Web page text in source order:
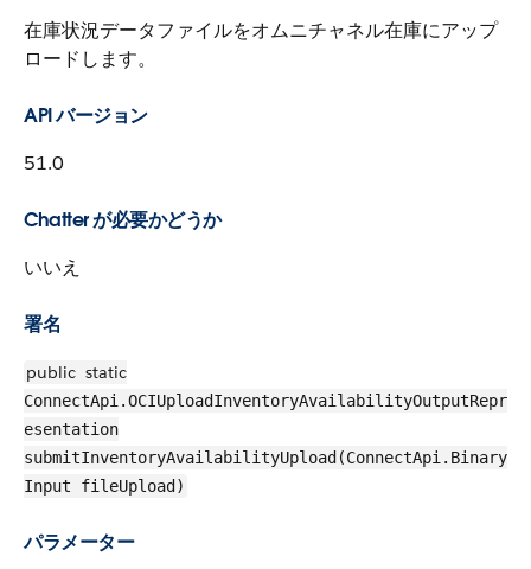
在庫状況データファイルをオムニチャネル在庫にアップ
ロードします。
API バージョン
51.0
Chatter が必要かどうか
いいえ
署名
public static
ConnectApi.OCIUploadInventoryAvailabilityOutputRepr
esentation
submitInventoryAvailabilityUpload(ConnectApi.Binary
Input fileUpload)
パラメーター